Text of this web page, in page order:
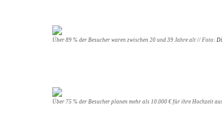
Über 89 % der Besucher waren zwischen 20 und 39 Jahre alt // Foto:
Über 75 % der Besucher planen mehr als 10.000 € für ihre Hochzeit